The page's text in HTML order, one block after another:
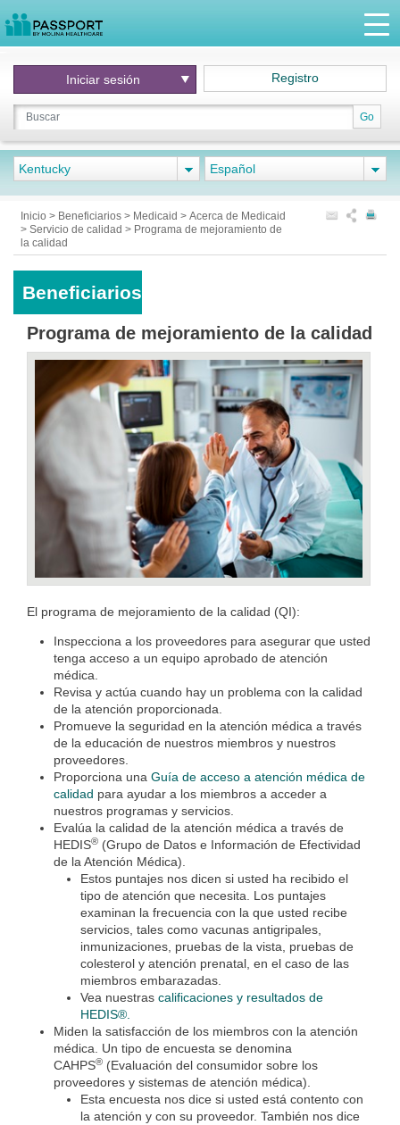
Go
Iniciar sesión Registro
Kentucky Español
Inicio > Beneficiarios > Medicaid > Acerca de Medicaid
> Servicio de calidad > Programa de mejoramiento de
la calidad
Beneficiarios
Programa de mejoramiento de la calidad
El programa de mejoramiento de la calidad (QI):
Inspecciona a los proveedores para asegurar que usted
tenga acceso a un equipo aprobado de atención
médica.
Revisa y actúa cuando hay un problema con la calidad
de la atención proporcionada.
Promueve la seguridad en la atención médica a través
de la educación de nuestros miembros y nuestros
proveedores.
Proporciona una Guía de acceso a atención médica de
calidad para ayudar a los miembros a acceder a
nuestros programas y servicios.
Evalúa la calidad de la atención médica a través de
HEDIS® (Grupo de Datos e Información de Efectividad
de la Atención Médica).
Estos puntajes nos dicen si usted ha recibido el
tipo de atención que necesita. Los puntajes
examinan la frecuencia con la que usted recibe
servicios, tales como vacunas antigripales,
inmunizaciones, pruebas de la vista, pruebas de
colesterol y atención prenatal, en el caso de las
miembros embarazadas.
Vea nuestras calificaciones y resultados de
HEDIS®.
Miden la satisfacción de los miembros con la atención
médica. Un tipo de encuesta se denomina
CAHPS® (Evaluación del consumidor sobre los
proveedores y sistemas de atención médica).
Esta encuesta nos dice si usted está contento con
la atención y con su proveedor. También nos dice